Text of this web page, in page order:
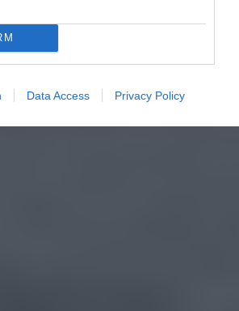
Data Access Privacy Policy